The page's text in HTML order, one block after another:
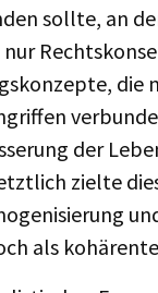
sollte, an
die
der
zielte
als